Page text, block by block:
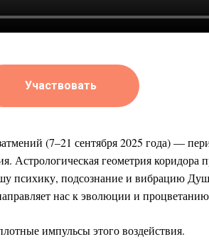
Участвовать
(7–21 сентября 2025 года) —
Астрологическая геометрия коридора
психику, подсознание и вибрацию
нас к эволюции и
импульсы этого воздействия.